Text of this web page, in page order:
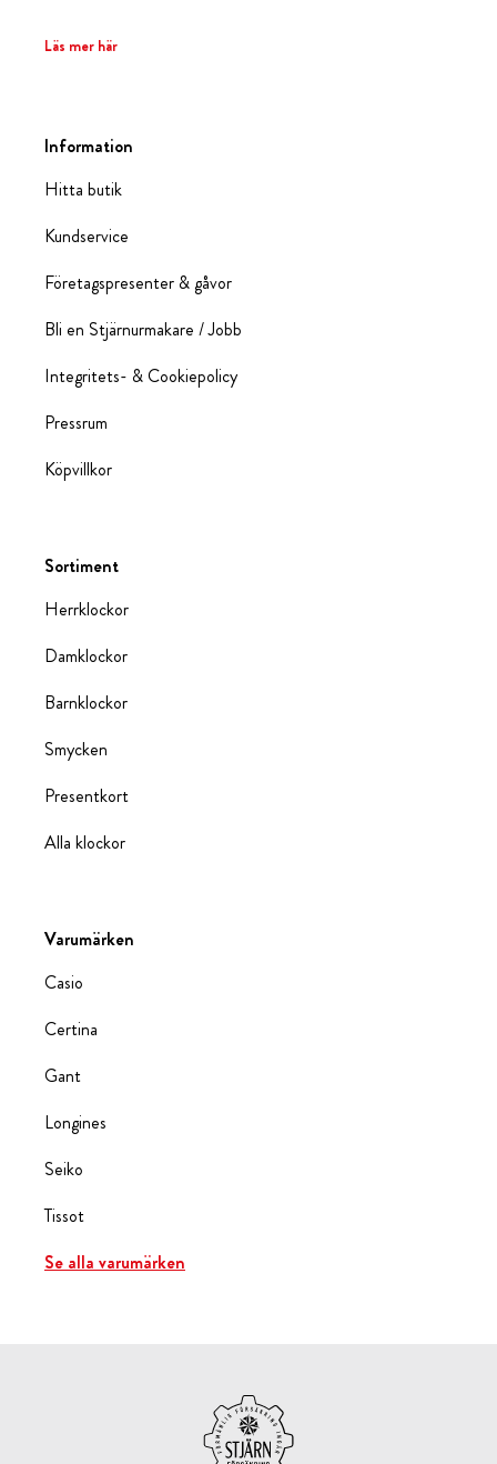
Läs mer här
Information
Hitta butik
Kundservice
Företagspresenter & gåvor
Bli en Stjärnurmakare / Jobb
Integritets- & Cookiepolicy
Pressrum
Köpvillkor
Sortiment
Herrklockor
Damklockor
Barnklockor
Smycken
Presentkort
Alla klockor
Varumärken
Casio
Certina
Gant
Longines
Seiko
Tissot
Se alla varumärken